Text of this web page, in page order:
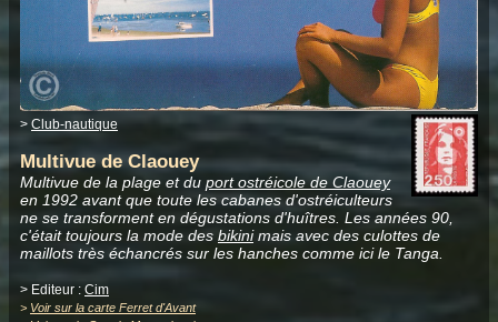
> Club-nautique
Multivue de Claouey
Multivue de la plage et du port ostréicole de Claouey
en 1992 avant que toute les cabanes d'ostréiculteurs
ne se transforment en dégustations d'huîtres. Les années 90,
c'était toujours la mode des bikinimais avec des culottes de
maillots très échancrés sur les hanches comme ici le Tanga.
> Editeur : Cim
> Voir sur la carte Ferret d'Avant